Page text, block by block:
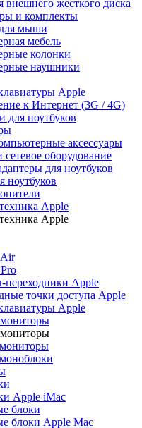
внешнего жесткого диска
и комплекты
мыши
мебель
колонки
наушники
Apple
к Интернет (3G / 4G)
для ноутбуков
аксессуары
сетевое оборудование
для ноутбуков
ноутбуков
Apple
Apple
переходники Apple
точки доступа Apple
Apple
Apple iMac
блоки
блоки Apple Mac